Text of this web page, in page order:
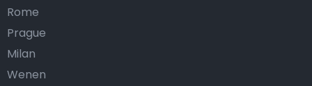
Rome
Prague
Milan
Wenen